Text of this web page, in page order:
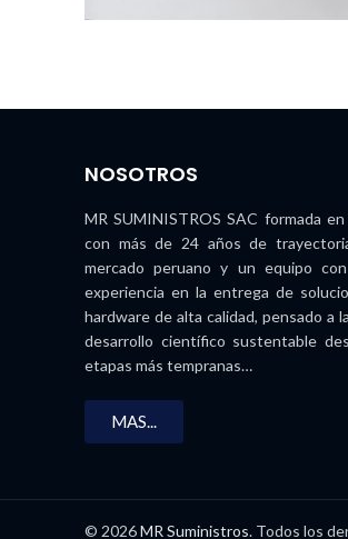
NOSOTROS
MR SUMINISTROS SAC formada
con más de 24 años de
mercado peruano y un equipo con
experiencia en la entrega de
hardware de alta calidad, pensado a
desarrollo científico sustentable
etapas más tempranas…
MAS...
© 2026MR Suministros. Todos los